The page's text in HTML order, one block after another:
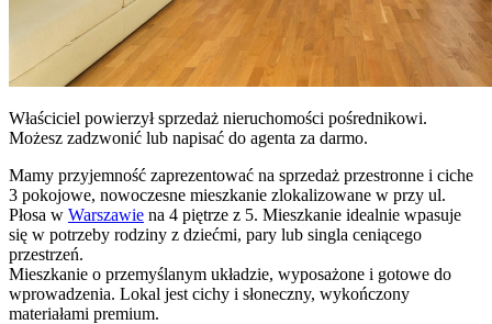
Właściciel powierzył sprzedaż nieruchomości pośrednikowi.
Możesz zadzwonić lub napisać do agenta za darmo.
Mamy przyjemność zaprezentować na sprzedaż przestronne i ciche
3 pokojowe, nowoczesne mieszkanie zlokalizowane w przy ul.
Płosa w Warszawie na 4 piętrze z 5. Mieszkanie idealnie wpasuje
się w potrzeby rodziny z dziećmi, pary lub singla ceniącego
przestrzeń.
Mieszkanie o przemyślanym układzie, wyposażone i gotowe do
wprowadzenia. Lokal jest cichy i słoneczny, wykończony
materiałami premium.